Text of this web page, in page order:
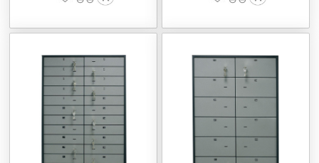
МЕБЕЛЬ ДЛЯ СТОЛОВЫХ
СТАЛЬНЫЕ ДВЕРИ